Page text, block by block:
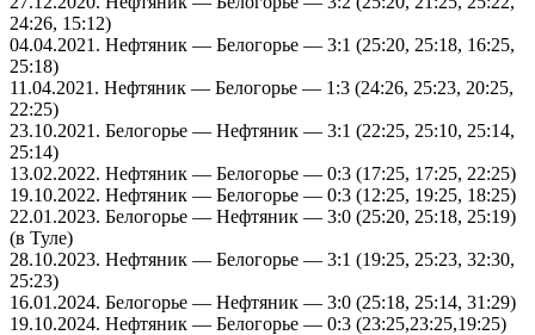
24:26, 15:12)
04.04.2021 . Нефтяник — Белогорье — 3:1 (25:20, 25:18, 16:25,
25:18)
11.04.2021 . Нефтяник — Белогорье — 1:3 (24:26, 25:23, 20:25,
22:25)
23.10.2021 . Белогорье — Нефтяник — 3:1 (22:25, 25:10, 25:14,
25:14)
13.02.2022. Нефтяник — Белогорье — 0:3 (17:25, 17:25, 22:25)
19.10.2022. Нефтяник — Белогорье — 0:3 (12:25, 19:25, 18:25)
22.01.2023. Белогорье — Нефтяник — 3:0 (25:20, 25:18, 25:19)
(в Туле)
28.10.2023. Нефтяник — Белогорье — 3:1 (19:25, 25:23, 32:30,
25:23)
16.01.2024. Белогорье — Нефтяник — 3:0 (25:18, 25:14, 31:29)
19.10.2024. Нефтяник — Белогорье — 0:3 (23:25,23:25,19:25)